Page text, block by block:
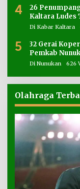
4
26
Kaltara Ludes
Di Kabar Kaltara
5
32 Gerai
Pemkab
Di Nunukan 626
Olahraga